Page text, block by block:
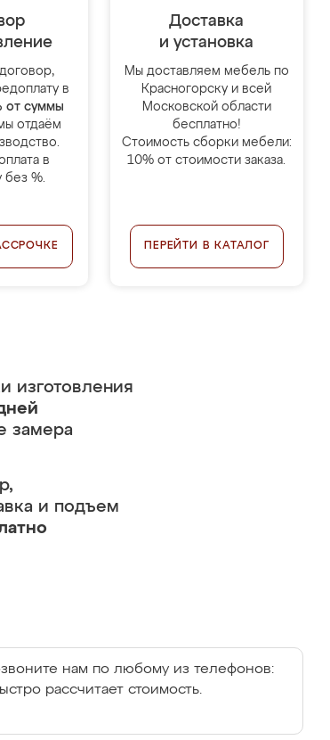
в
от суммы
отдаём
в
без %.
Доставка
и установка
Мы доставляем мебель по
Красногорску и всей
Московской области
бесплатно!
Стоимость сборки мебели:
10% от стоимости заказа.
ПЕРЕЙТИ В КАТАЛОГ
изготовления
замера
и подъем
нам по любому из телефонов:
рассчитает стоимость.